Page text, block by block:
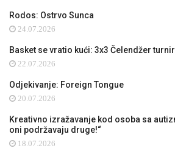
Rodos: Ostrvo Sunca
24.07.2026
Basket se vratio kući: 3x3 Čelendžer
22.07.2026
Odjekivanje: Foreign Tongue
20.07.2026
Kreativno izražavanje kod osoba sa
oni podržavaju druge!“
18.07.2026